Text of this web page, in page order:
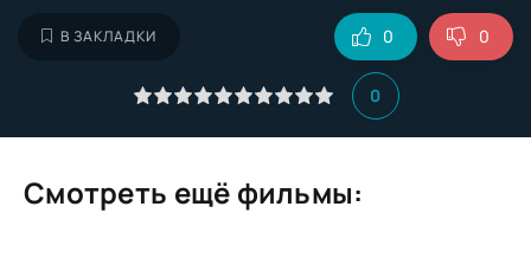
В ЗАКЛАДКИ
0
0 0
Смотреть ещё фильмы: